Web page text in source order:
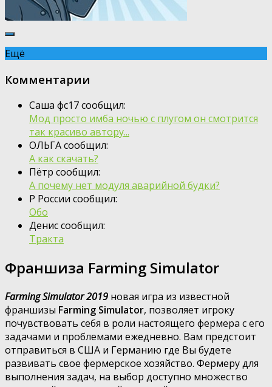
Ещё
Комментарии
Саша фс17 сообщил:
Мод просто имба ночью с плугом он смотрится
так красиво автору...
ОЛЬГА сообщил:
А как скачать?
Пётр сообщил:
А почему нет модуля аварийной будки?
Р России сообщил:
Обо
Денис сообщил:
Тракта
Франшиза Farming Simulator
Farming Simulator 2019 новая игра из известной
франшизы Farming Simulator, позволяет игроку
почувствовать себя в роли настоящего фермера с его
задачами и проблемами ежедневно. Вам предстоит
отправиться в США и Германию где Вы будете
развивать свое фермерское хозяйство. Фермеру для
выполнения задач, на выбор доступно множество